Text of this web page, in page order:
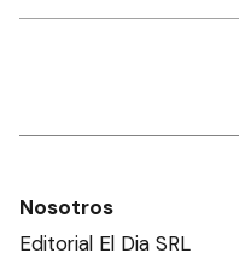
Nosotros
Editorial El Dia SRL